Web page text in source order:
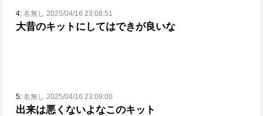
4: 名無し 2025/04/16 23:08:51
大昔のキットにしてはできが良いな
5: 名無し 2025/04/16 23:09:00
出来は悪くないよなこのキット